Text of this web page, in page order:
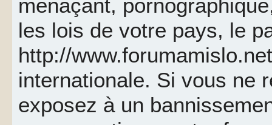
menaçant,
les lois de votre pays, le
http://
internationale. Si vous ne
exposez à un